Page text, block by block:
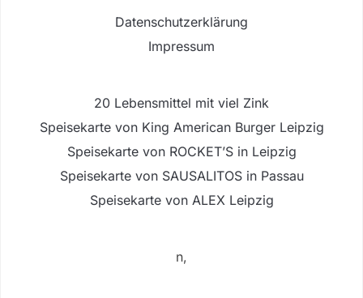
Datenschutzerklärung
Impressum
20 Lebensmittel mit viel Zink
Speisekarte von King American Burger Leipzig
Speisekarte von ROCKET’S in Leipzig
Speisekarte von SAUSALITOS in Passau
Speisekarte von ALEX Leipzig
n,